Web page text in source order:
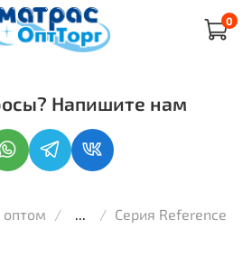
0
Серия Reference
Напишите нам